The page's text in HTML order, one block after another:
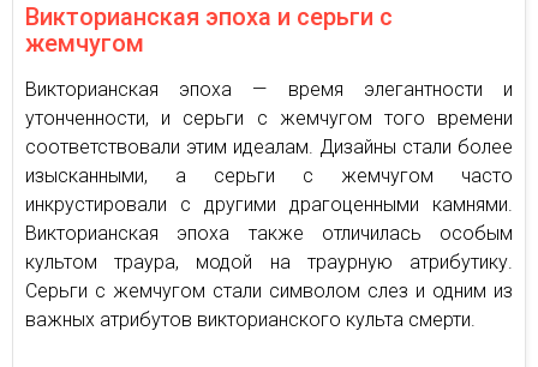
Викторианская эпоха и серьги с
жемчугом
Викторианская эпоха — время элегантности и
утонченности, и серьги с жемчугом того времени
соответствовали этим идеалам. Дизайны стали более
изысканными, а серьги с жемчугом часто
инкрустировали с другими драгоценными камнями.
Викторианская эпоха также отличилась особым
культом траура, модой на траурную атрибутику.
Серьги с жемчугом стали символом слез и одним из
важных атрибутов викторианского культа смерти.